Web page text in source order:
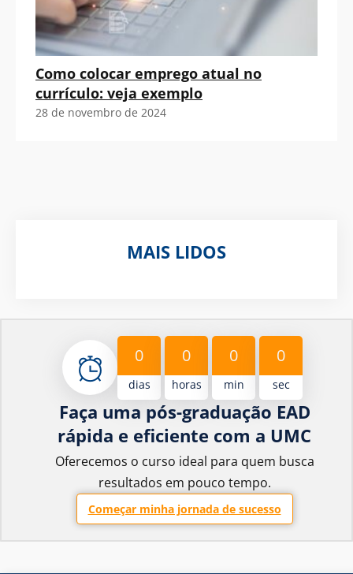
Como colocar emprego atual no
currículo: veja exemplo
28 de novembro de 2024
MAIS LIDOS
0
dias
0
horas
0
min
0
sec
Faça uma pós-graduação EAD
rápida e eficiente com a UMC
Oferecemos o curso ideal para quem busca
resultados em pouco tempo.
Começar minha jornada de sucesso